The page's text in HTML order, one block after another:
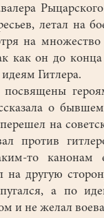
летал на
на
как он до
Гитлера.
о
на
против
то канонам
другую
а по
и не желал